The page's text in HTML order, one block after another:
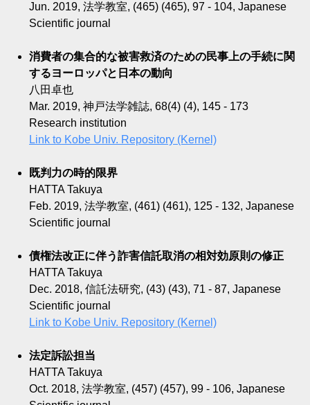
Jun. 2019, 法学教室, (465) (465), 97 - 104, Japanese
Scientific journal
消費者の集合的な被害救済のための民事上の手続に関
するヨーロッパと日本の動向
八田卓也
Mar. 2019, 神戸法学雑誌, 68(4) (4), 145 - 173
Research institution
Link to Kobe Univ. Repository (Kernel)
既判力の時的限界
HATTA Takuya
Feb. 2019, 法学教室, (461) (461), 125 - 132, Japanese
Scientific journal
債権法改正に伴う詐害信託取消の相対効原則の修正
HATTA Takuya
Dec. 2018, 信託法研究, (43) (43), 71 - 87, Japanese
Scientific journal
Link to Kobe Univ. Repository (Kernel)
法定訴訟担当
HATTA Takuya
Oct. 2018, 法学教室, (457) (457), 99 - 106, Japanese